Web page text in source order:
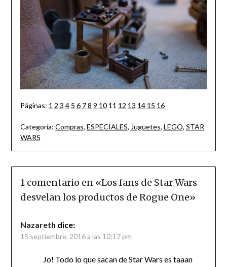
Páginas: 1 2 3 4 5 6 7 8 9 10 11 12 13 14 15 16
Categoría: Compras, ESPECIALES, Juguetes, LEGO, STAR
WARS
1 comentario en «Los fans de Star Wars
desvelan los productos de Rogue One»
Nazareth dice:
15 septiembre, 2016 a las 10:17 pm
Jo! Todo lo que sacan de Star Wars es taaan